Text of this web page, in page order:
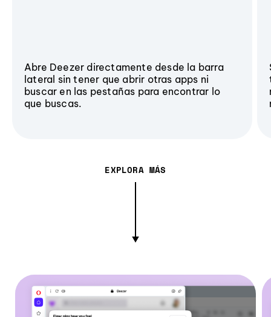
Abre Deezer directamente desde la barra
lateral sin tener que abrir otras apps ni
buscar en las pestañas para encontrar lo
que buscas.
EXPLORA MÁS